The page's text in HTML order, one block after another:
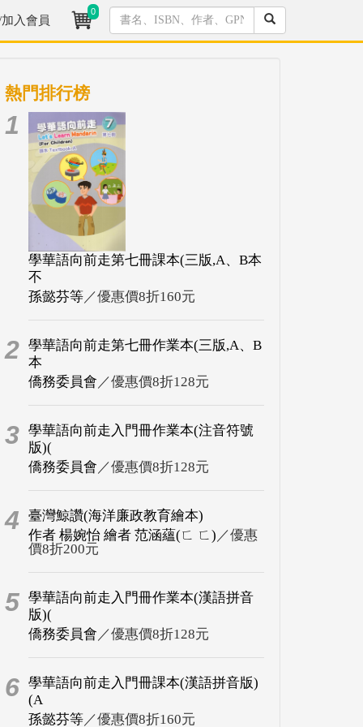
入會員
0
熱門排行榜
1
學華語向前走第七冊課本(三版,A、B本
不
孫懿芬等／優惠價8折160元
2 學華語向前走第七冊作業本(三版,A、B
本
僑務委員會 ／優惠價8折128元
3 學華語向前走入門冊作業本(注音符號
版)(
僑務委員會 ／優惠價8折128元
4
臺灣鯨讚(海洋廉政教育繪本)
作者 楊婉怡 繪者 范涵蘊(ㄈ ㄈ) ／優惠
價8折200元
5 學華語向前走入門冊作業本(漢語拼音
版)(
僑務委員會 ／優惠價8折128元
6 學華語向前走入門冊課本(漢語拼音版)
(A
孫懿芬等／優惠價8折160元